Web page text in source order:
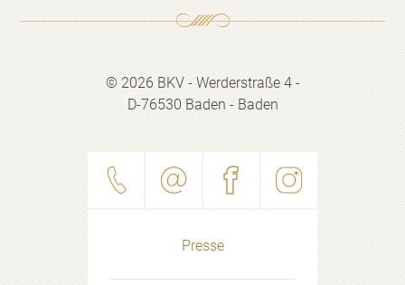
© 2026 BKV - Werderstraße 4 -
D-76530 Baden - Baden
Presse